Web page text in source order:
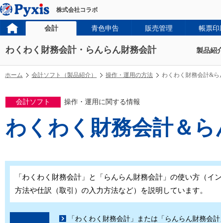
株式会社コラボ
会計 青色申告 販売管理 帳票印
わくわく財務会計・らんらん財務会計 製品紹
ホーム 会計ソフト（製品紹介） 操作・運用の方法 わくわく財務会計&
会計ソフト 操作・運用に関する情報
わくわく財務会計＆
「わくわく財務会計」と「らんらん財務会計」の使い方（イ
方法や仕訳（取引）の入力方法など）を説明しています。
「わくわく財務会計」または「らんらん財務会